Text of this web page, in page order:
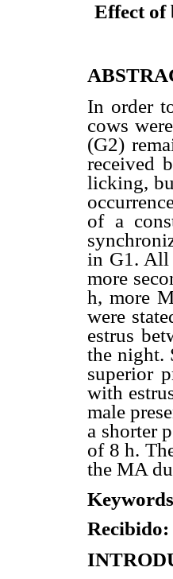
Effect of
In order
cows
(G2)
received
licking,
of a
in G1. All
more
h, more
were
estrus
the night.
superior
with
male
a shorter
of 8 h.
the MA
Recibido: